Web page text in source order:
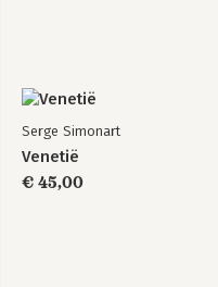
Serge Simonart
Venetië
€ 45,00